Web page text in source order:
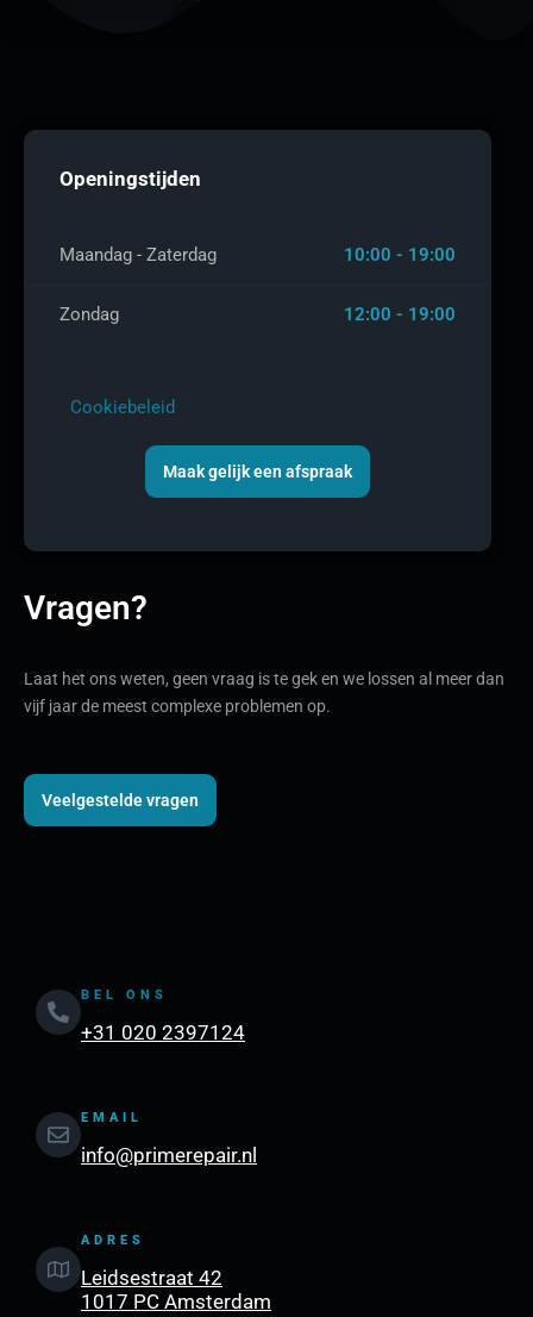
Openingstijden
Maandag - Zaterdag 10:00 - 19:00
Zondag 12:00 - 19:00
Cookiebeleid
Maak gelijk een afspraak
Vragen?
Laat het ons weten, geen vraag is te gek en we lossen al meer dan
vijf jaar de meest complexe problemen op.
Veelgestelde vragen
BEL ONS
+31 020 2397124
EMAIL
info@primerepair.nl
ADRES
Leidsestraat 42
1017 PC Amsterdam